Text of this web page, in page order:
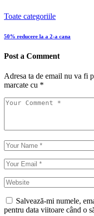
Toate categoriile
50% reducere la a 2-a cana
Post a Comment
Adresa ta de email nu va fi
marcate cu *
Salvează-mi numele,
pentru data viitoare când o